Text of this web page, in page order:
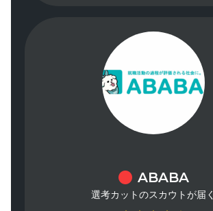
ABABA
選考カットのスカウトが届く